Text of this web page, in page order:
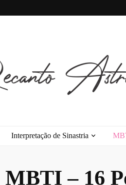
Interpretação de Sinastria
MBTI – 16